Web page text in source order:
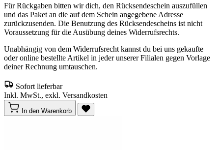
Für Rückgaben bitten wir dich, den Rücksendeschein auszufüllen
und das Paket an die auf dem Schein angegebene Adresse
zurückzusenden. Die Benutzung des Rücksendescheins ist nicht
Voraussetzung für die Ausübung deines Widerrufsrechts.
Unabhängig von dem Widerrufsrecht kannst du bei uns gekaufte
oder online bestellte Artikel in jeder unserer Filialen gegen Vorlage
deiner Rechnung umtauschen.
Sofort lieferbar
Inkl. MwSt., exkl. Versandkosten
In den Warenkorb